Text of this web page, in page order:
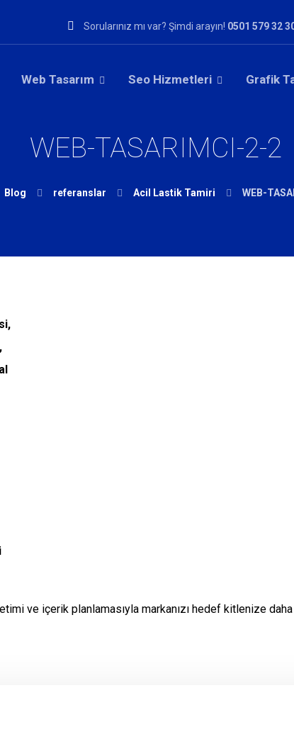
Sorularınız mı var? Şimdi arayın! 0501 579 32
Web Tasarım Seo Hizmetleri Grafik
WEB-TASARIMCI-2-2
Blog referanslar Acil Lastik Tamiri WEB-
ve içerik planlamasıyla markanızı hedef kitlenize daha